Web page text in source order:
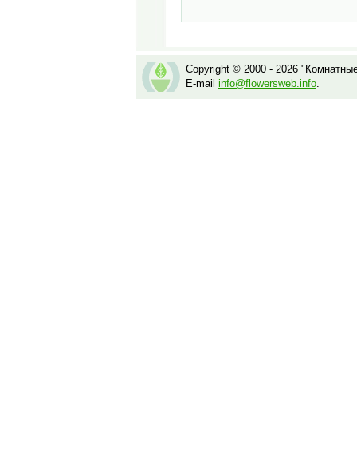
Copyright © 2000 - 2026
E-mail info@flowersweb.info.